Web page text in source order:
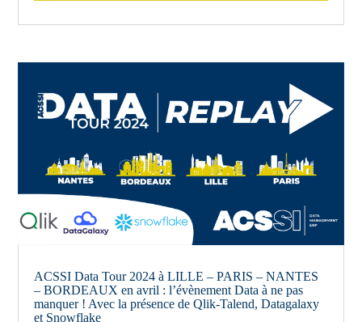
ACSSI Data Tour 2024 à LILLE – PARIS – NANTES
– BORDEAUX en avril : l’évènement Data à ne pas
manquer ! Avec la présence de Qlik-Talend, Datagalaxy
et Snowflake